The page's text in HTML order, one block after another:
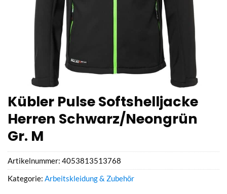
Kübler Pulse Softshelljacke
Herren Schwarz/Neongrün
Gr. M
Artikelnummer: 4053813513768
Kategorie: Arbeitskleidung & Zubehör